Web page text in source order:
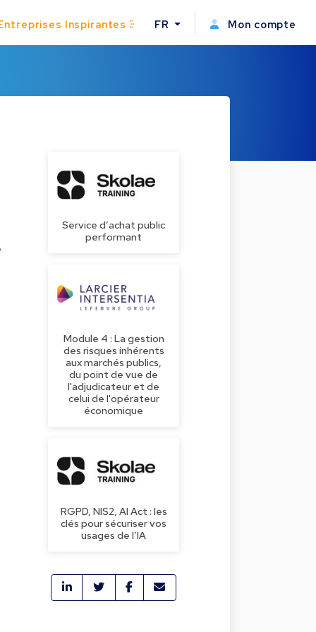
Inspirantes FR Mon compte
Service d’achat public
performant
Module 4 : La gestion
des risques inhérents
aux marchés publics,
du point de vue de
l'adjudicateur et de
celui de l'opérateur
économique
RGPD, NIS2, AI Act : les
clés pour sécuriser vos
usages de l’IA